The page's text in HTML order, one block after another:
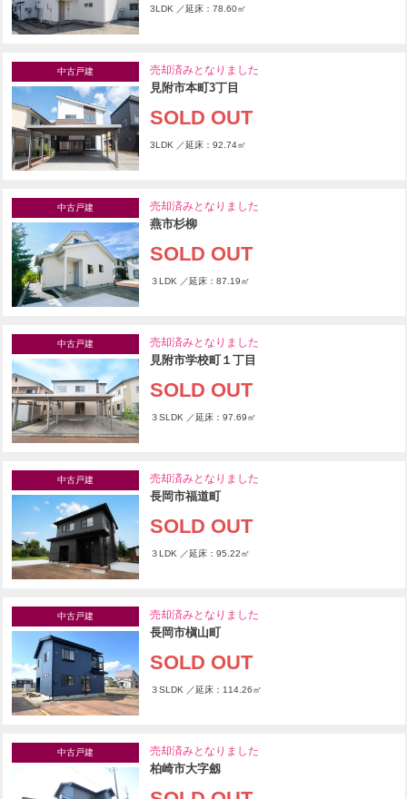
3LDK ／延床：78.60㎡
中古戸建 売却済みとなりました
見附市本町3丁目
SOLD OUT
3LDK ／延床：92.74㎡
中古戸建 売却済みとなりました
燕市杉柳
SOLD OUT
３LDK ／延床：87.19㎡
中古戸建 売却済みとなりました
見附市学校町１丁目
SOLD OUT
３SLDK ／延床：97.69㎡
中古戸建 売却済みとなりました
長岡市福道町
SOLD OUT
３LDK ／延床：95.22㎡
中古戸建 売却済みとなりました
長岡市槇山町
SOLD OUT
３SLDK ／延床：114.26㎡
中古戸建 売却済みとなりました
柏崎市大字劔